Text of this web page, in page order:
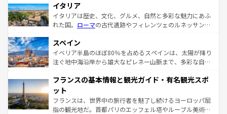
イタリア
イタリアは歴史、文化、グルメ、自然と多彩な魅力にあふ
れた国。 ローマの古代遺跡やフィレンツェのルネッサンス
ろん、トスカーナの美しい田園風景やアマルフィ海岸の絶
景など、自然景観も見逃せない。観光の合間には、本場の
ピザやパスタなど、絶品のイタリア料理を堪能することも
ませてくれるイタリアで、忘れられない旅をしてみよう！
なお、新着のイタリア情報は
しい。
スペイン
イベリア半島のほぼ80％を占めるスペインは、太陽が降り
注ぐ地中海沿岸から雄大なピレネー山脈まで、多彩な自然
文化が根付くこの国では、情熱的なフラメンコ、熱気あふ
れる闘牛、そして美味しいタパスが生活の一部となってい
る。首都マドリードの洗練された雰囲気や、バルセロナの
アートに溢れた街角から、地方では古代ローマ遺跡や中世
フランスの基本情報と観光ガイド・有名観光スポ
ット
フランスは、世界中の旅行者を魅了し続けるヨーロッパ屈
指の観光地だ。首都パリのエッフェル塔やルーブル美術館